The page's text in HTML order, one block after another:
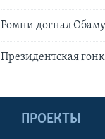
Ромни догнал Обаму
Президентская
ПРОЕКТЫ